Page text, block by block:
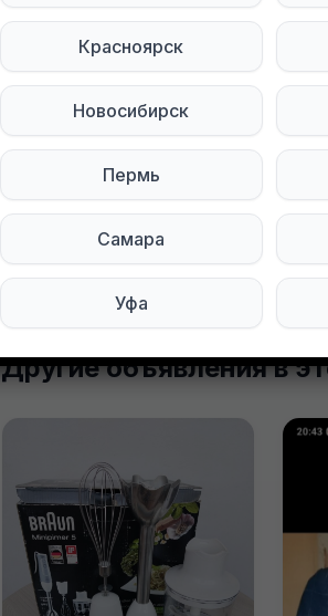
Забирать в районе ТЦ
Подписывайтесь на нас в
Мы в Telegram Мы в
Другие объявления в
Красноярск
Новосибирск
Пермь
Самара
Уфа